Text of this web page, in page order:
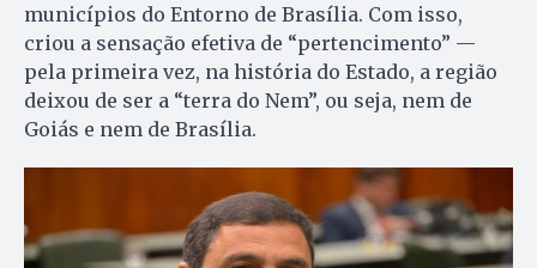
municípios do Entorno de Brasília. Com isso,
criou a sensação efetiva de “pertencimento” —
pela primeira vez, na história do Estado, a região
deixou de ser a “terra do Nem”, ou seja, nem de
Goiás e nem de Brasília.